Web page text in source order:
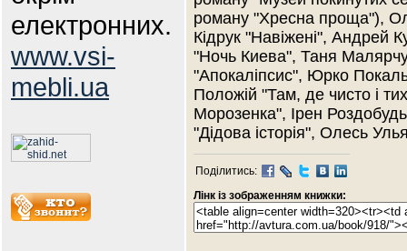
електронних.
www.vsi-
mebli.ua
роману "Хресна проща"),
Кідрук "Навіжені", Андрей
"Ночь Киева", Таня
"Апокаліпсис", Юрко
Положій "Там, де чисто і
Морозенка", Ірен
"Дідова історія", Олесь
Поділитись:
Лінк із зображенням книжки: